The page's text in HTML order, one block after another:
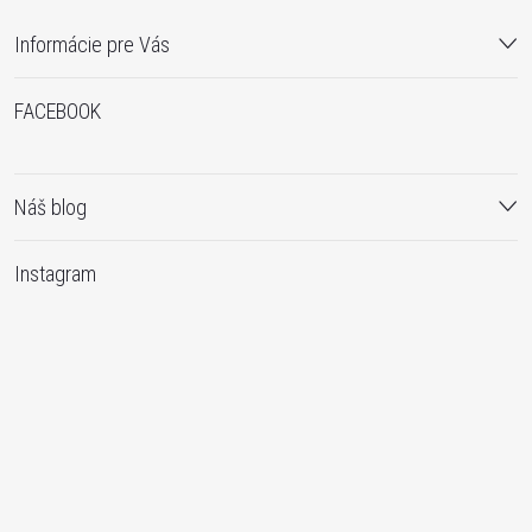
Informácie pre Vás
FACEBOOK
Náš blog
Instagram